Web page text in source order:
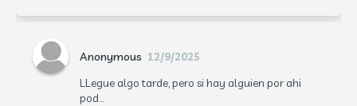
Anonymous 12/9/2025
LLegue algo tarde, pero si hay alguien por ahi
pod...